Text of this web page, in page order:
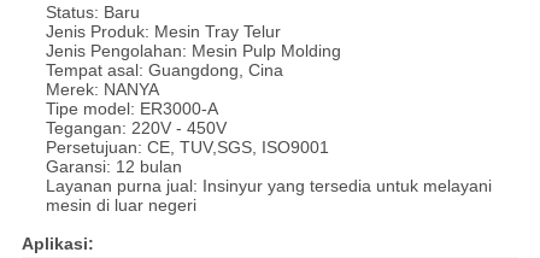
Status: Baru
Jenis Produk: Mesin Tray Telur
Jenis Pengolahan: Mesin Pulp Molding
Tempat asal: Guangdong, Cina
Merek: NANYA
Tipe model: ER3000-A
Tegangan: 220V - 450V
Persetujuan: CE, TUV,SGS, ISO9001
Garansi: 12 bulan
Layanan purna jual: Insinyur yang tersedia untuk melayani
mesin di luar negeri
Aplikasi: